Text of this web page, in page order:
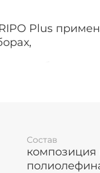
Plus
покрытия,
Состав
композиция